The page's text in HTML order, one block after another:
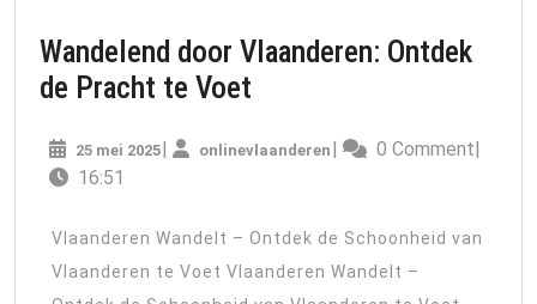
Wandelend door Vlaanderen: Ontdek
de Pracht te Voet
Vlaanderen:
de
Pracht
25 mei 202525
onlinevlaanderen onlinevlaanderen
0 Comment
16:51
Vlaanderen Wandelt – Ontdek de Schoonheid van
Vlaanderen te Voet Vlaanderen Wandelt –